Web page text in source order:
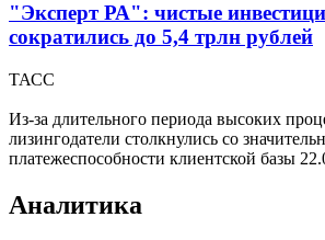
"Эксперт РА": чистые
сократились до 5,4 трлн рублей
ТАСС
Из-за длительного периода высоких
лизингодатели столкнулись со
платежеспособности клиентской базы
Аналитика